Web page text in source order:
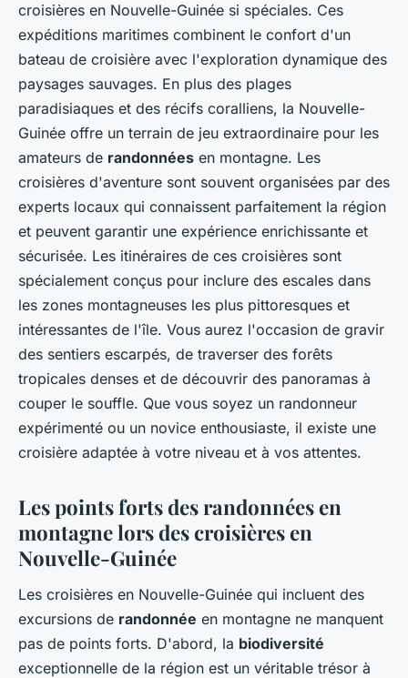
croisières en Nouvelle-Guinée si spéciales. Ces
expéditions maritimes combinent le confort d'un
bateau de croisière avec l'exploration dynamique des
paysages sauvages. En plus des plages
paradisiaques et des récifs coralliens, la Nouvelle-
Guinée offre un terrain de jeu extraordinaire pour les
amateurs de randonnées en montagne. Les
croisières d'aventure sont souvent organisées par des
experts locaux qui connaissent parfaitement la région
et peuvent garantir une expérience enrichissante et
sécurisée. Les itinéraires de ces croisières sont
spécialement conçus pour inclure des escales dans
les zones montagneuses les plus pittoresques et
intéressantes de l'île. Vous aurez l'occasion de gravir
des sentiers escarpés, de traverser des forêts
tropicales denses et de découvrir des panoramas à
couper le souffle. Que vous soyez un randonneur
expérimenté ou un novice enthousiaste, il existe une
croisière adaptée à votre niveau et à vos attentes.
Les points forts des randonnées en
montagne lors des croisières en
Nouvelle-Guinée
Les croisières en Nouvelle-Guinée qui incluent des
excursions de randonnée en montagne ne manquent
pas de points forts. D'abord, la biodiversité
exceptionnelle de la région est un véritable trésor à